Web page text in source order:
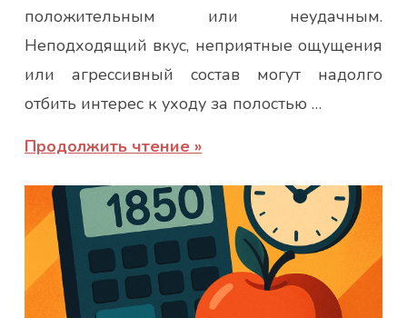
положительным или неудачным.
Неподходящий вкус, неприятные ощущения
или агрессивный состав могут надолго
отбить интерес к уходу за полостью …
Продолжить чтение